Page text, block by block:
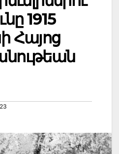
1915
Հայոց